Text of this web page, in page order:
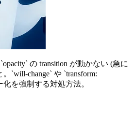
の transition が動かない (急に
`will-change` や `transform:
化を強制する対処方法。